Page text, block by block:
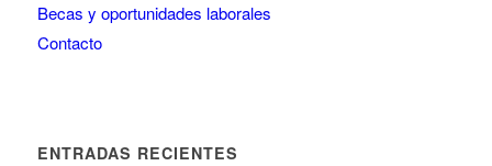
Becas y oportunidades laborales
Contacto
ENTRADAS RECIENTES